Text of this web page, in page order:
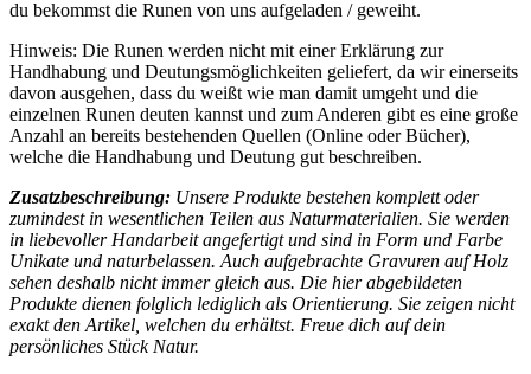
du bekommst die Runen von uns aufgeladen / geweiht.
Hinweis: Die Runen werden nicht mit einer Erklärung zur
Handhabung und Deutungsmöglichkeiten geliefert, da wir einerseits
davon ausgehen, dass du weißt wie man damit umgeht und die
einzelnen Runen deuten kannst und zum Anderen gibt es eine große
Anzahl an bereits bestehenden Quellen (Online oder Bücher),
welche die Handhabung und Deutung gut beschreiben.
Zusatzbeschreibung: Unsere Produkte bestehen komplett oder
zumindest in wesentlichen Teilen aus Naturmaterialien. Sie werden
in liebevoller Handarbeit angefertigt und sind in Form und Farbe
Unikate und naturbelassen. Auch aufgebrachte Gravuren auf Holz
sehen deshalb nicht immer gleich aus. Die hier abgebildeten
Produkte dienen folglich lediglich als Orientierung. Sie zeigen nicht
exakt den Artikel, welchen du erhältst. Freue dich auf dein
persönliches Stück Natur.